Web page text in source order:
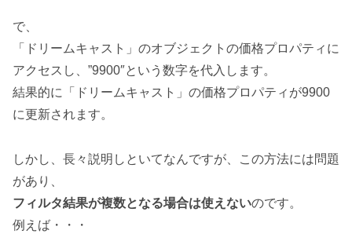
で、
「ドリームキャスト」のオブジェクトの価格プロパティに
アクセスし、”9900″という数字を代入します。
結果的に「ドリームキャスト」の価格プロパティが9900
に更新されます。
しかし、長々説明しといてなんですが、この方法には問題
があり、
フィルタ結果が複数となる場合は使えないのです。
例えば・・・